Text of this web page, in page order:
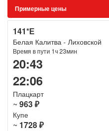
Примерные цены
141*Е
Белая Калитва - Лиховской
Время в пути 1ч 23мин
20:43
22:06
Плацкарт
~ 963 ₽
Купе
~ 1728 ₽